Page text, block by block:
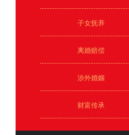
子女抚养
离婚赔偿
涉外婚姻
财富传承